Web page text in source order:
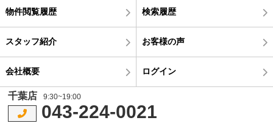
物件閲覧履歴 検索履歴
スタッフ紹介 お客様の声
会社概要 ログイン
千葉店 9:30~19:00
043-224-0021